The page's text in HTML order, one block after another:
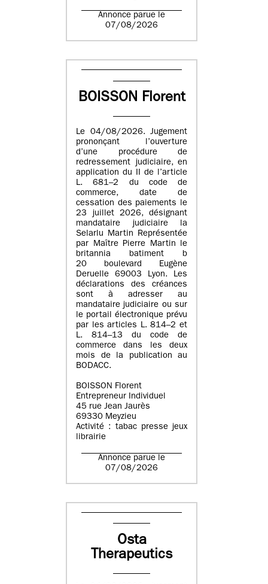
Annonce parue le
07/08/2026
BOISSON Florent
Le 04/08/2026. Jugement
prononçant l’ouverture
d’une procédure de
redressement judiciaire, en
application du II de l’article
L. 681–2 du code de
commerce, date de
cessation des paiements le
23 juillet 2026, désignant
mandataire judiciaire la
Selarlu Martin Représentée
par Maître Pierre Martin le
britannia batiment b
20 boulevard Eugène
Deruelle 69003 Lyon. Les
déclarations des créances
sont à adresser au
mandataire judiciaire ou sur
le portail électronique prévu
par les articles L. 814–2 et
L. 814–13 du code de
commerce dans les deux
mois de la publication au
BODACC.
BOISSON Florent
Entrepreneur Individuel
45 rue Jean Jaurès
69330 Meyzieu
Activité : tabac presse jeux
librairie
Annonce parue le
07/08/2026
Osta
Therapeutics